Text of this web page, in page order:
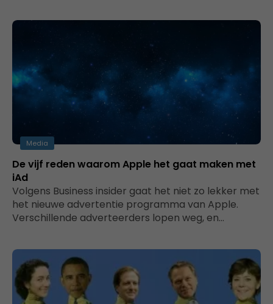
Media
De vijf reden waarom Apple het gaat maken met
iAd
Volgens Business insider gaat het niet zo lekker met
het nieuwe advertentie programma van Apple.
Verschillende adverteerders lopen weg, en…